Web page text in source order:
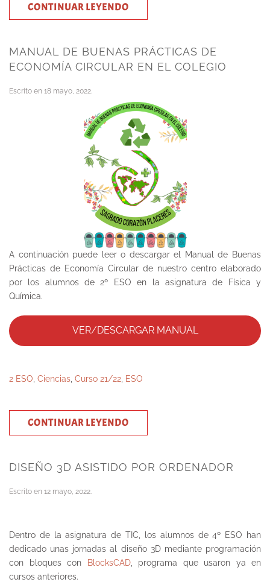
CONTINUAR LEYENDO
MANUAL DE BUENAS PRÁCTICAS DE
ECONOMÍA CIRCULAR EN EL COLEGIO
Escrito en 18 mayo, 2022.
A continuación puede leer o descargar el Manual de Buenas
Prácticas de Economía Circular de nuestro centro elaborado
por los alumnos de 2º ESO en la asignatura de Física y
Química.
VER/DESCARGAR MANUAL
2 ESO Ciencias Curso 21/22 ESO
CONTINUAR LEYENDO
DISEÑO 3D ASISTIDO POR ORDENADOR
Escrito en 12 mayo, 2022.
Dentro de la asignatura de TIC, los alumnos de 4º ESO han
dedicado unas jornadas al diseño 3D mediante programación
con bloques con
BlocksCAD, programa que usaron ya en
cursos anteriores.